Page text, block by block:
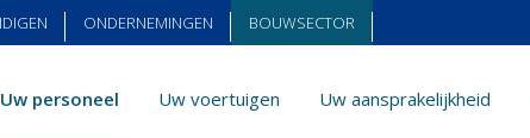
ONDERNEMINGEN BOUWSECTOR
Uw personeel Uw voertuigen Uw aansprakelijkheid